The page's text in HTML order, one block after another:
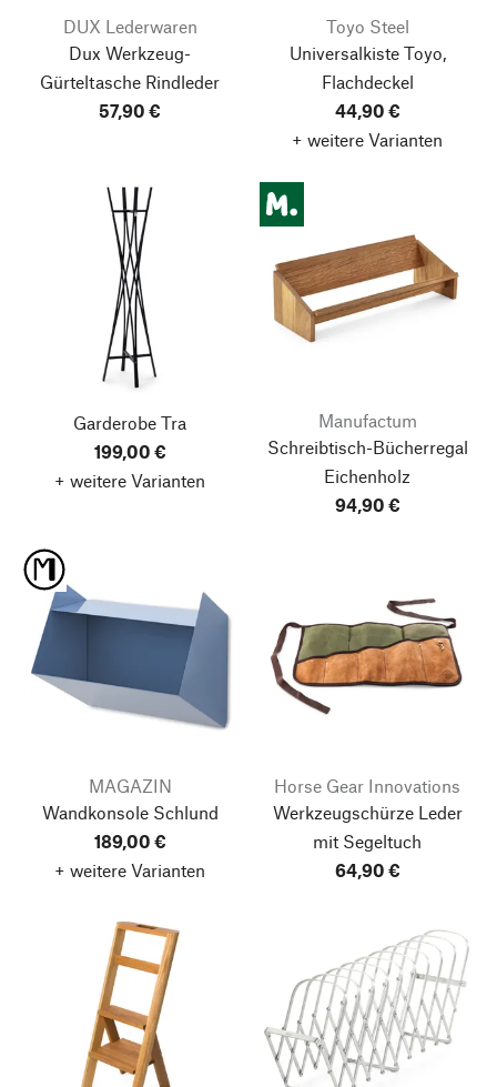
DUX Lederwaren
Dux Werkzeug-
Gürteltasche Rindleder
57,90 €
Toyo Steel
Universalkiste Toyo,
Flachdeckel
44,90 €
+ weitere Varianten
Garderobe Tra
199,00 €
+ weitere Varianten
Manufactum
Schreibtisch-Bücherregal
Eichenholz
94,90 €
MAGAZIN
Wandkonsole Schlund
189,00 €
+ weitere Varianten
Horse Gear Innovations
Werkzeugschürze Leder
mit Segeltuch
64,90 €